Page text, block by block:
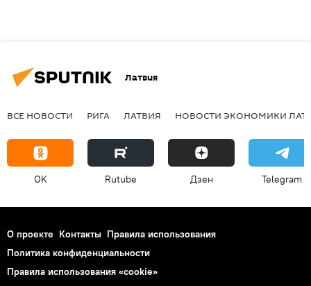
Латвия
ВСЕ НОВОСТИ РИГА ЛАТВИЯ НОВОСТИ ЭКОНОМИКИ
OK Rutube Дзен Telegram
О проекте Контакты Правила использования
Политика конфиденциальности
Правила использования «cookie»